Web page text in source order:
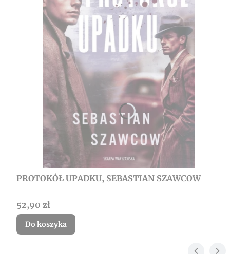
PROTOKÓŁ UPADKU, SEBASTIAN SZAWCOW
Cena
52,90 zł
Do koszyka